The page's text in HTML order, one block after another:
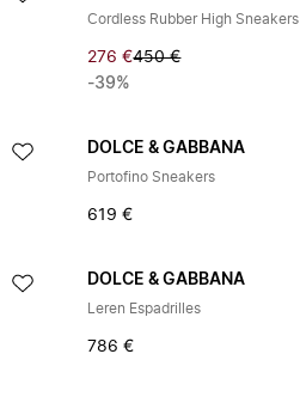
Cordless Rubber High Sneakers
276 €450 €
-39%
DOLCE & GABBANA
Portofino Sneakers
619 €
DOLCE & GABBANA
Leren Espadrilles
786 €